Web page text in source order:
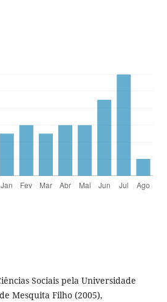
Sociais pela Universidade
Mesquita Filho (2005),